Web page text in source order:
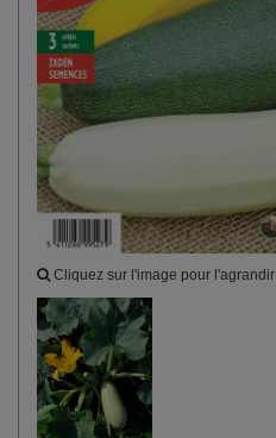
Cliquez sur l'image pour l'agrandir